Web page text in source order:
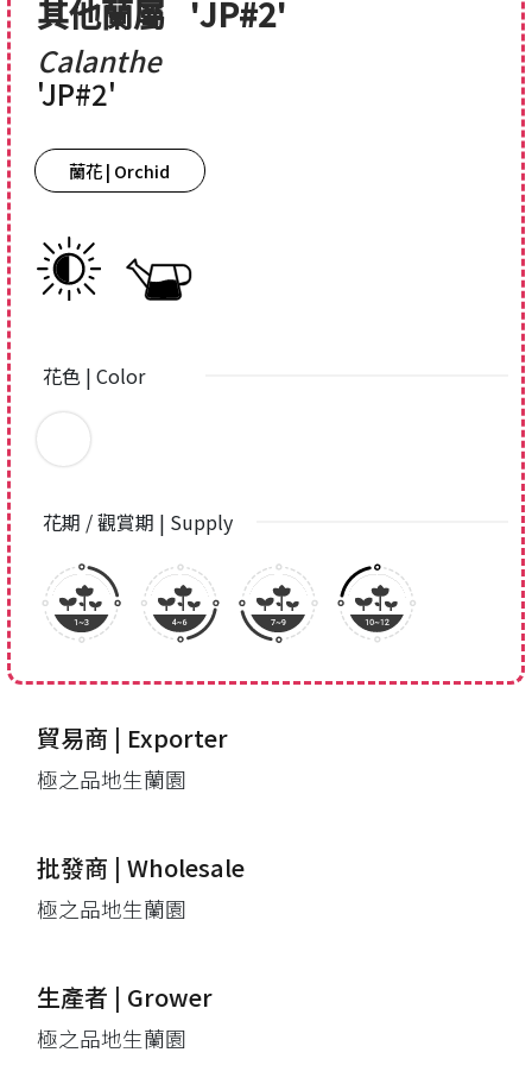
其他蘭屬 'JP#2'
Calanthe
'JP#2'
蘭花 | Orchid
花色 | Color
花期 / 觀賞期 | Supply
貿易商 | Exporter
極之品地生蘭園
批發商 | Wholesale
極之品地生蘭園
生產者 | Grower
極之品地生蘭園